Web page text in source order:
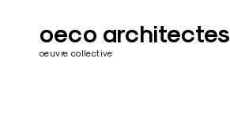
contentoeco architectes
oeuvre collective